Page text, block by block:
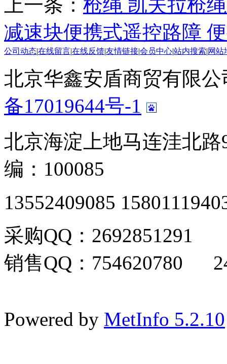
上一条： 枪绳 凯夫拉枪
减速块便携式遥控路障
公司动态|在线留言|在线反馈|友情链接|会员中心|站内搜索|网站
北京华鑫安盾商贸有限
备17019644号-1
北京海淀上地马连洼北
编：100085
13552409085
采购QQ：2692851291
销售QQ：754620780
Powered by MetInfo 5.2.10